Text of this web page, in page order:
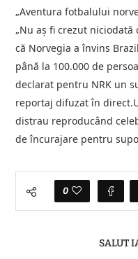
„Aventura fotbalului
„Nu aş fi crezut niciodată
că Norvegia a învins
până la 100.000 de
declarat pentru NRK un
reportaj difuzat în
distrau reproducând
de încurajare pentru
0
SALUT